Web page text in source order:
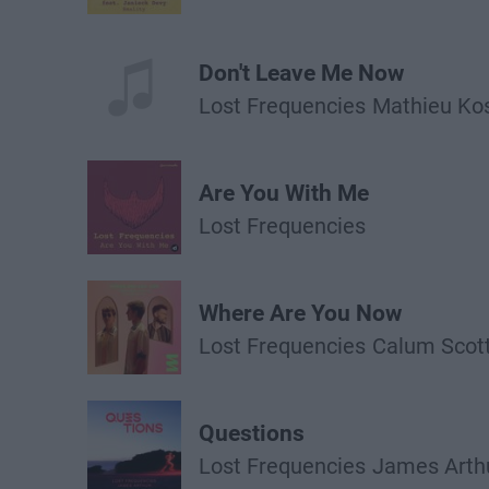
Don't Leave Me Now
Lost Frequencies Mathieu
Are You With Me
Lost Frequencies
Where Are You Now
Lost Frequencies Calum
Questions
Lost Frequencies James